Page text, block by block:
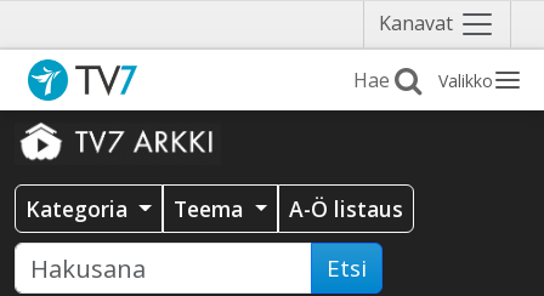
Kanavat Näytä
valikko
Valikko
Kategoria Teema A-Ö listaus
Etsi